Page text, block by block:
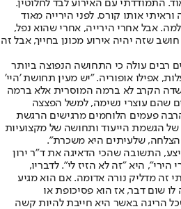
התמודדתי עם האירוע לבד לחלוטין.
אותו קורס. לפני הירייה מאוד
אבל אחרי הירייה, אחרי שהוא נפל,
שזה יהיה אירוע מכונן בחייך, אבל זה
רבים עולה כי התחושה הנפוצה ביותר
אפילו אופוריה. "יש מעין תחושת 'היי'
הקרב לא ברמה המוסרית אלא ברמה
שהם עוצרי נשימה, למשל הפצצה
פעמים הלוחמים מרגישים הרגשת
הגשמת הייעוד ותחושה של מקצועיות
שלעיתים היא משכרת".
התשובה שהכי הדאיגה את ד"ר ירון
היא "זה לא הזיז לי". לדבריו,
זה מדליק נורה אדומה. אם הוא מגיע
שום דבר, אז הוא פסיכופת או
הריגה באשר היא חייבת להיות קשה